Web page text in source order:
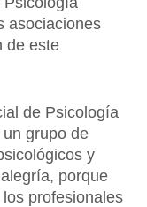
asociaciones
de este
de Psicología
grupo de
y
porque
profesionales